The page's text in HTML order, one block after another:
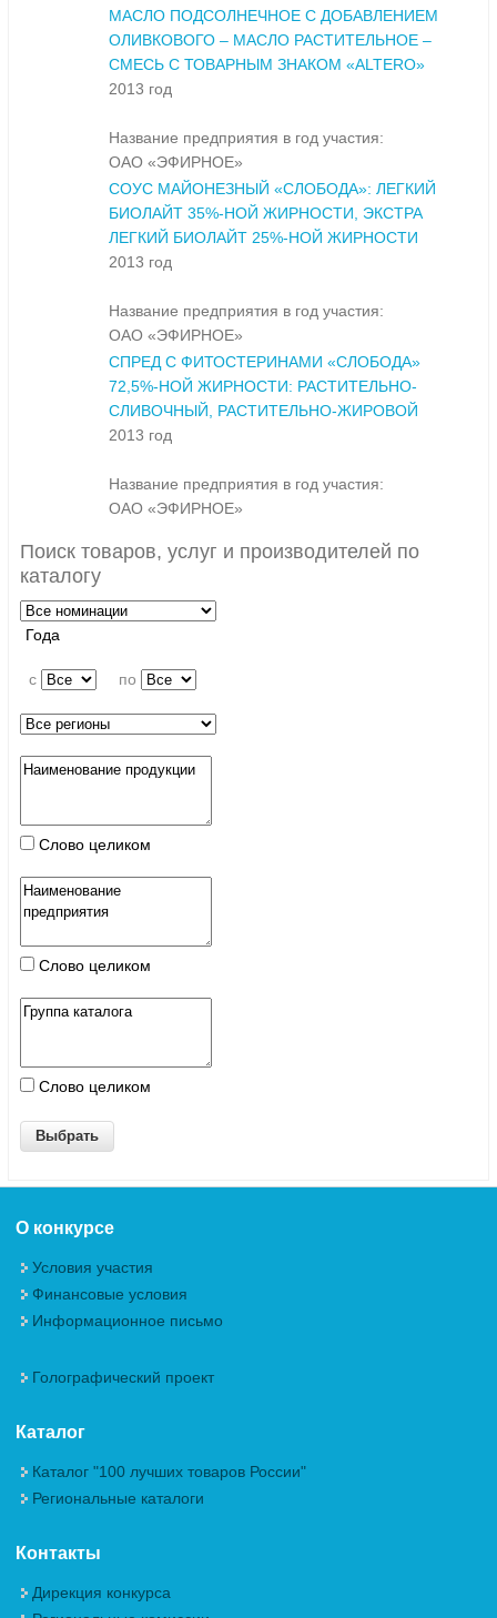
МАСЛО ПОДСОЛНЕЧНОЕ С ДОБАВЛЕНИЕМ
ОЛИВКОВОГО – МАСЛО РАСТИТЕЛЬНОЕ –
СМЕСЬ С ТОВАРНЫМ ЗНАКОМ «ALTERO»
2013 год
Название предприятия в год участия:
ОАО «ЭФИРНОЕ»
СОУС МАЙОНЕЗНЫЙ «СЛОБОДА»: ЛЕГКИЙ
БИОЛАЙТ 35%-НОЙ ЖИРНОСТИ, ЭКСТРА
ЛЕГКИЙ БИОЛАЙТ 25%-НОЙ ЖИРНОСТИ
2013 год
Название предприятия в год участия:
ОАО «ЭФИРНОЕ»
СПРЕД С ФИТОСТЕРИНАМИ «СЛОБОДА»
72,5%-НОЙ ЖИРНОСТИ: РАСТИТЕЛЬНО-
СЛИВОЧНЫЙ, РАСТИТЕЛЬНО-ЖИРОВОЙ
2013 год
Название предприятия в год участия:
ОАО «ЭФИРНОЕ»
Поиск товаров, услуг и производителей по
каталогу
Года
c по
Слово целиком
Слово целиком
Слово целиком
О конкурсе
Условия участия
Финансовые условия
Информационное письмо
Голографический проект
Каталог
Каталог "100 лучших товаров России"
Региональные каталоги
Контакты
Дирекция конкурса